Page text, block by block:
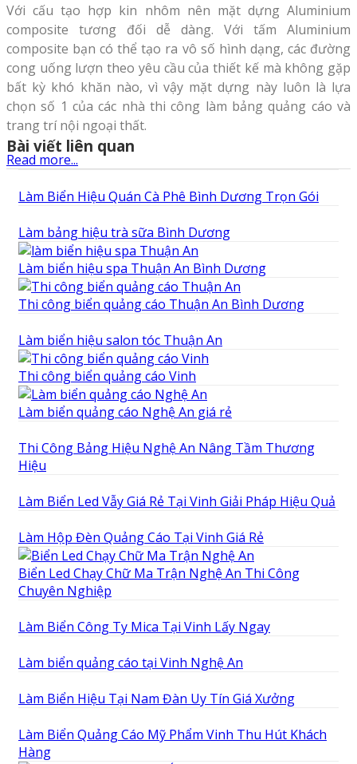
Với cấu tạo hợp kin nhôm nên mặt dựng Aluminium
composite tương đối dễ dàng. Với tấm Aluminium
composite bạn có thể tạo ra vô số hình dạng, các đường
cong uống lượn theo yêu cầu của thiết kế mà không gặp
bất kỳ khó khăn nào, vì vậy mặt dựng này luôn là lựa
chọn số 1 của các nhà thi công làm bảng quảng cáo và
trang trí nội ngoại thất.
Read more...
Bài viết liên quan
Làm Biển Hiệu Quán Cà Phê Bình Dương Trọn Gói
Làm bảng hiệu trà sữa Bình Dương
Làm biển hiệu spa Thuận An Bình Dương
Thi công biển quảng cáo Thuận An Bình Dương
Làm biển hiệu salon tóc Thuận An
Thi công biển quảng cáo Vinh
Làm biển quảng cáo Nghệ An giá rẻ
Thi Công Bảng Hiệu Nghệ An Nâng Tầm Thương
Hiệu
Làm Biển Led Vẫy Giá Rẻ Tại Vinh Giải Pháp Hiệu Quả
Làm Hộp Đèn Quảng Cáo Tại Vinh Giá Rẻ
Biển Led Chạy Chữ Ma Trận Nghệ An Thi Công
Chuyên Nghiệp
Làm Biển Công Ty Mica Tại Vinh Lấy Ngay
Làm biển quảng cáo tại Vinh Nghệ An
Làm Biển Hiệu Tại Nam Đàn Uy Tín Giá Xưởng
Làm Biển Quảng Cáo Mỹ Phẩm Vinh Thu Hút Khách
Hàng